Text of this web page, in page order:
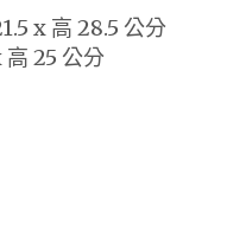
x 高 28.5 公分
25 公分